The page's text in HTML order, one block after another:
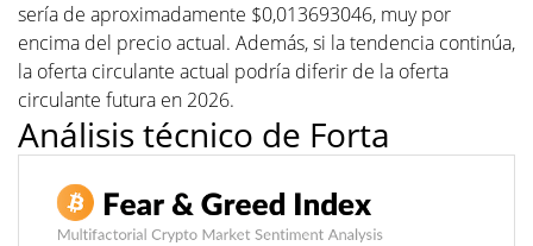
sería de aproximadamente $0,013693046, muy por
encima del precio actual. Además, si la tendencia continúa,
la oferta circulante actual podría diferir de la oferta
circulante futura en 2026.
Análisis técnico de Forta